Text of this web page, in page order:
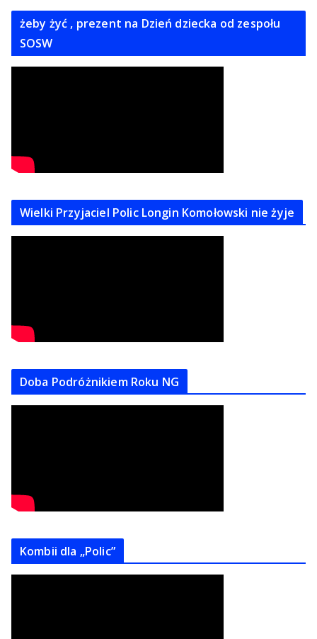
żeby żyć , prezent na Dzień dziecka od zespołu
SOSW
Wielki Przyjaciel Polic Longin Komołowski nie żyje
Doba Podróżnikiem Roku NG
Kombii dla „Polic”